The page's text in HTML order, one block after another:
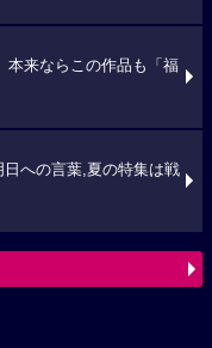
本来ならこの作品も「福
日への言葉,夏の特集は戦